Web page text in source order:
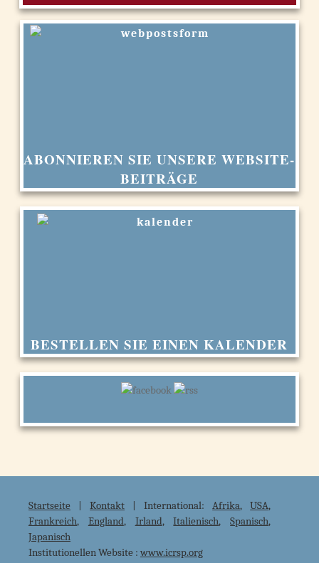
ABONNIEREN SIE UNSERE WEBSITE-
BEITRÄGE
BESTELLEN SIE EINEN KALENDER
Startseite |Kontakt | International:Afrika,USA,
Frankreich, England, Irland,Italienisch,Spanisch,
Japanisch
Institutionellen Website : www.icrsp.org